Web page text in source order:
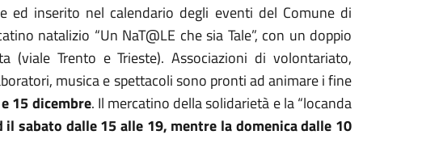
ed inserito nel calendario degli eventi del Comune di
natalizio “Un NaT@LE che sia Tale”, con un doppio
(viale Trento e Trieste). Associazioni di volontariato,
musica e spettacoli sono pronti ad animare i fine
15 dicembre. Il mercatino della solidarietà e la “locanda
il sabato dalle 15 alle 19, mentre la domenica dalle 10